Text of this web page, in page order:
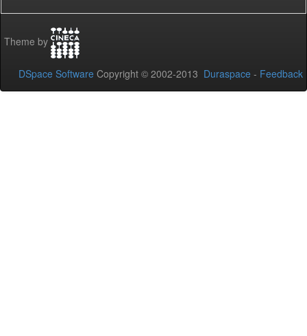
Theme by
DSpace Software Copyright © 2002-2013 Duraspace - Feedback